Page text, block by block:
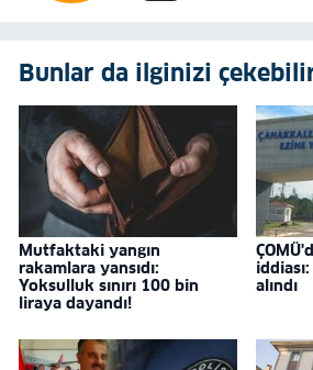
Bunlar da ilginizi
Mutfaktaki yangın
rakamlara yansıdı:
Yoksulluk sınırı 100 bin
liraya dayandı!
alındı